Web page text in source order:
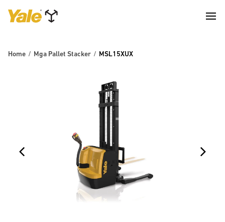
Home Mga Pallet Stacker MSL15XUX